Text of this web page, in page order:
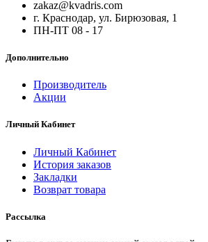
zakaz@kvadris.com
г. Краснодар, ул. Бирюзовая, 1
ПН-ПТ 08 - 17
Дополнительно
Производитель
Акции
Личный Кабинет
Личный Кабинет
История заказов
Закладки
Возврат товара
Рассылка